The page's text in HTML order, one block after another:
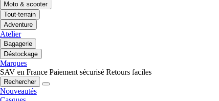
Moto & scooter
Tout-terrain
Adventure
Atelier
Bagagerie
Déstockage
Marques
SAV en France Paiement sécurisé Retours faciles
Rechercher
Nouveautés